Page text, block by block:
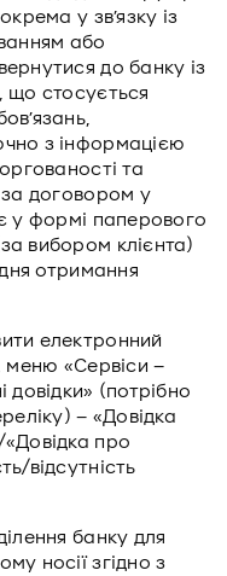
у зв’язку із
або
до банку із
що стосується
з інформацією
та
за договором у
у формі паперового
вибором клієнта)
отримання
електронний
меню «Сервіси –
довідки» (потрібно
– «Довідка
про
відсутність
банку для
носії згідно з